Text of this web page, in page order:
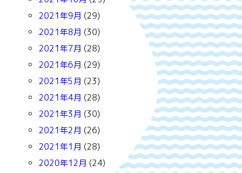
2021年9月 (29)
2021年8月 (30)
2021年7月 (28)
2021年6月 (29)
2021年5月 (23)
2021年4月 (28)
2021年3月 (30)
2021年2月 (26)
2021年1月 (28)
2020年12月 (24)